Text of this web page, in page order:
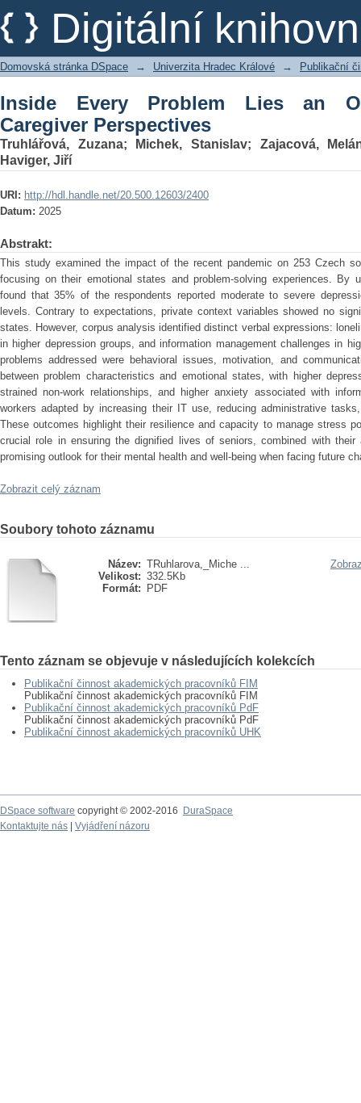
Digitální
Inside Every Problem Lies an
Domovská stránka DSpace → Univerzita Hradec Králové → Publikační
Inside Every Problem Lies an
Caregiver Perspectives
Truhlářová, Zuzana; Michek, Stanislav; Zajacová,
Haviger, Jiří
URI: http://hdl.handle.net/20.500.12603/2400
Datum: 2025
Abstrakt:
This study examined the impact of the recent pandemic on 253 Czech
focusing on their emotional states and problem-solving experiences. By
found that 35% of the respondents reported moderate to severe
levels. Contrary to expectations, private context variables showed no
states. However, corpus analysis identified distinct verbal expressions:
in higher depression groups, and information management challenges in
problems addressed were behavioral issues, motivation, and
between problem characteristics and emotional states, with higher
strained non-work relationships, and higher anxiety associated with
workers adapted by increasing their IT use, reducing administrative
These outcomes highlight their resilience and capacity to manage stress
crucial role in ensuring the dignified lives of seniors, combined with
promising outlook for their mental health and well-being when facing future
Zobrazit celý záznam
Soubory tohoto záznamu
Název: TRuhlarova,_Miche ...
Velikost: 332.5Kb
Formát:
PDF
Tento záznam se objevuje v následujících kolekcích
Publikační činnost akademických pracovníků FIM
Publikační činnost akademických pracovníků FIM
Publikační činnost akademických pracovníků PdF
Publikační činnost akademických pracovníků PdF
Publikační činnost akademických pracovníků UHK
DSpace software copyright © 2002-2016
DuraSpace
Kontaktujte nás
Vyjádření názoru